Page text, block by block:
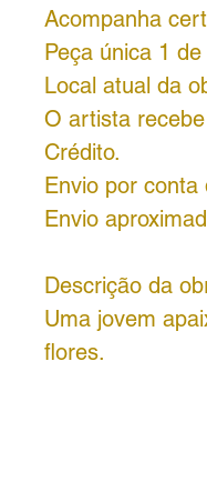
Acompanha
Peça única 1 de
Local atual da
O artista
Crédito.
Envio por conta
Envio
Descrição da
Uma jovem
flores.